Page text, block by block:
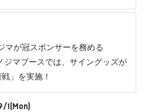
マが冠スポンサーを務める
ジマブースでは、サイングッズが
」を実施！
1(Mon)